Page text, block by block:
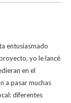
entusiasmado
yo le lancé
en el
a pasar muchas
diferentes